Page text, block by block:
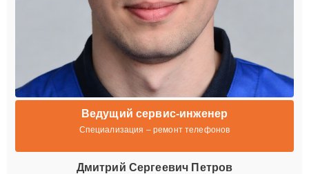
Ведущий сервис-инженер
Специализация – ремонт телефонов
Дмитрий Сергеевич Петров